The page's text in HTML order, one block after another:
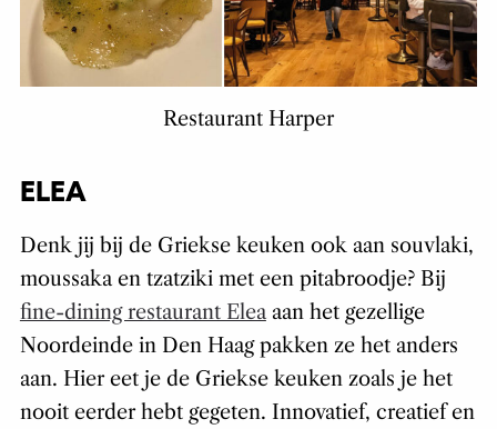
Restaurant Harper
ELEA
Denk jij bij de Griekse keuken ook aan souvlaki,
moussaka en tzatziki met een pitabroodje? Bij
fine-dining restaurant Eleaaan het gezellige
Noordeinde in Den Haag pakken ze het anders
aan. Hier eet je de Griekse keuken zoals je het
nooit eerder hebt gegeten. Innovatief, creatief en